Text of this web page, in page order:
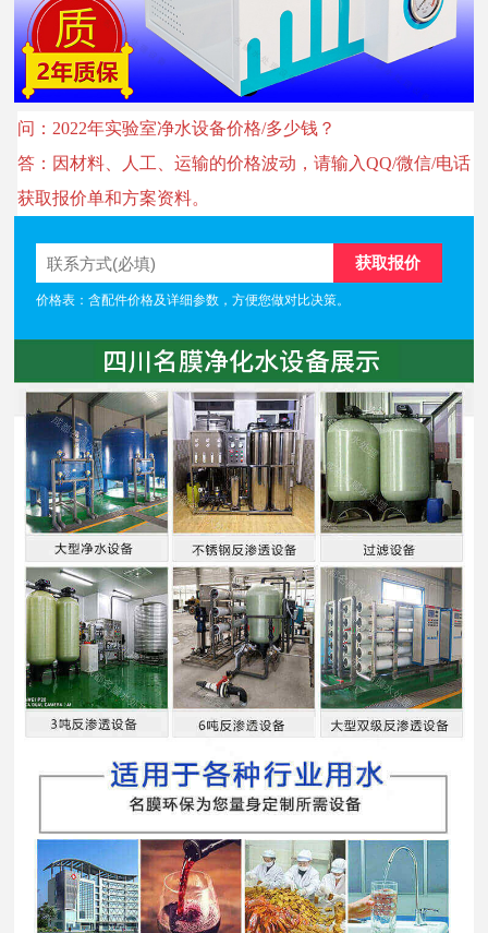
问：2022年实验室净水设备价格/多少钱？
答：因材料、人工、运输的价格波动，请输入QQ/微信/电话
获取报价单和方案资料。
价格表：含配件价格及详细参数，方便您做对比决策。